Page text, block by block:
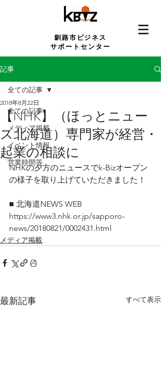
釧路市ビジネス
サポートセンター
記事
全ての記事
メディア掲載
イベント情報
営業時間等
全ての記事
【NHK】（ほっとニュー
ス北海道）専門家が経営・
起業の相談に
2018年8月22日
NHKの夕方のニュースでk-Bizオープン
の様子を取り上げていただきました！
■ 北海道NEWS WEB
https://www3.nhk.or.jp/sapporo-
news/20180821/0002431.html
メディア掲載
最新記事 すべて表示